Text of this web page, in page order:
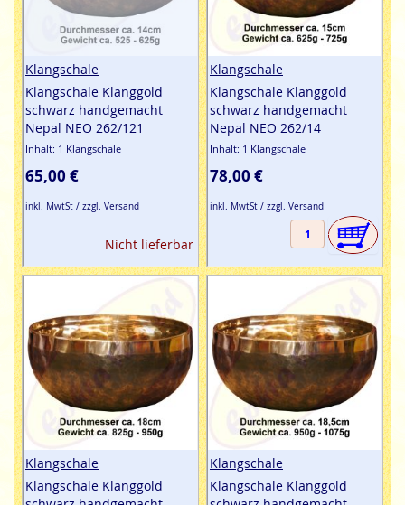
Klangschale
Klangschale Klanggold
schwarz handgemacht
Nepal NEO 262/121
Inhalt: 1 Klangschale
65,00 €
inkl. MwtSt / zzgl. Versand
Nicht lieferbar
Klangschale
Klangschale Klanggold
schwarz handgemacht
Nepal NEO 262/14
Inhalt: 1 Klangschale
78,00 €
inkl. MwtSt / zzgl. Versand
Klangschale
Klangschale Klanggold
Klangschale
Klangschale Klanggold